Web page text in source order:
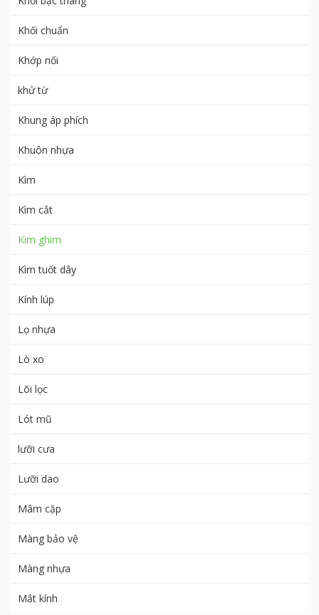
Khối chuẩn
Khớp nối
khử từ
Khung áp phích
Khuôn nhựa
Kìm
Kìm cắt
Kim ghim
Kìm tuốt dây
Kính lúp
Lọ nhựa
Lò xo
Lõi lọc
Lót mũ
lưỡi cưa
Lưỡi dao
Mâm cặp
Màng bảo vệ
Màng nhựa
Mắt kính